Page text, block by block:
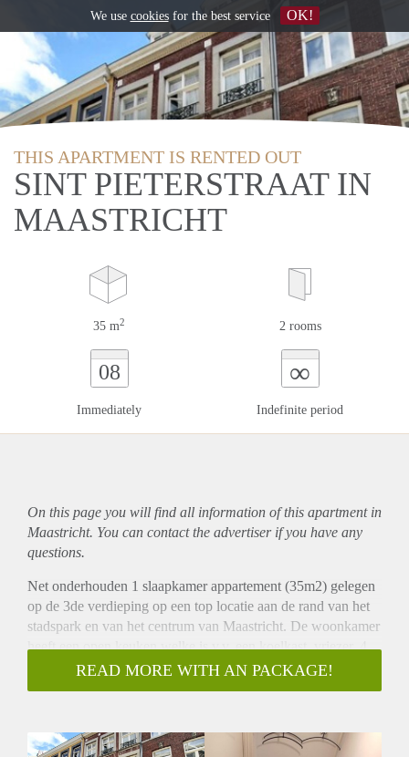
THIS APARTMENT IS RENTED OUT
SINT PIETERSTRAAT IN
MAASTRICHT
35 m2 2 rooms
08
Immediately
∞
Indefinite period
On this page you will find all information of this apartmentin
Maastricht. You can contact the advertiser if you have any
questions.
Net onderhouden 1 slaapkamer appartement (35m2) gelegen
op de 3de verdieping op een top locatie aan de rand van het
stadspark en van het centrum van Maastricht. De woonkamer
heeft een open keuken welke is v.v. een koelkast, vriezer, 4
pits fornuis, oven, afzuiging en kleine vaatwasser. De
slaapkamer is ruim van opzet en aan de achterzijde van het
hoort tevens een kleine bergruimte. Het gehele appartement is
READ MORE WITH AN PACKAGE!
We use cookiesfor the best service OK!